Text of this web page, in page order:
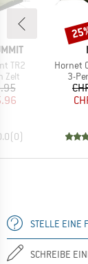
TR2
Zelt
Preis
(0)
Artikel
Hornet
3-
STELLE EINE
SCHREIBE